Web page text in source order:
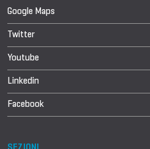
Google Maps
Twitter
Youtube
Linkedin
Facebook